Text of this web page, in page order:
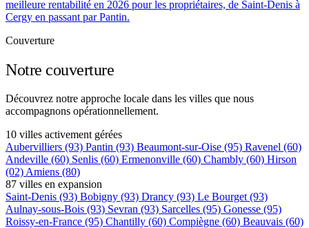
meilleure rentabilité en 2026 pour les propriétaires, de Saint-Denis à
Cergy en passant par Pantin.
Couverture
Notre couverture
Découvrez notre approche locale dans les villes que nous
accompagnons opérationnellement.
10 villes activement gérées
Aubervilliers (93) Pantin (93) Beaumont-sur-Oise (95) Ravenel (60)
Andeville (60) Senlis (60) Ermenonville (60) Chambly (60) Hirson
(02) Amiens (80)
87 villes en expansion
Saint-Denis (93) Bobigny (93) Drancy (93) Le Bourget (93)
Aulnay-sous-Bois (93) Sevran (93) Sarcelles (95) Gonesse (95)
Roissy-en-France (95) Chantilly (60) Compiègne (60) Beauvais (60)